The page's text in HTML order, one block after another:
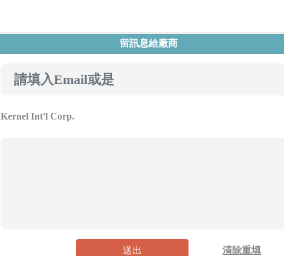
留訊息給廠商
送出 清除重填